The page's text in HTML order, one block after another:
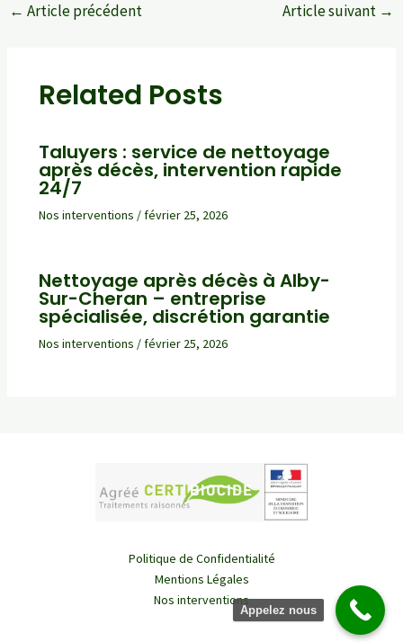
Navigation
← Article précédent Article suivant →
Related Posts
Taluyers : service de nettoyage
après décès, intervention rapide
24/7
Nos interventions /février 25, 2026
Nettoyage après décès à Alby-
Sur-Cheran – entreprise
spécialisée, discrétion garantie
Nos interventions /février 25, 2026
Politique de Confidentialité
Mentions Légales
Nos interventions
Appelez nous